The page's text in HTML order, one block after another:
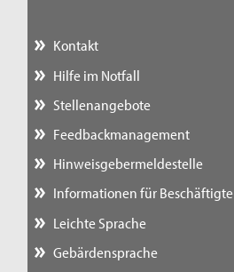
Kontakt
Hilfe im Notfall
Stellenangebote
Feedbackmanagement
Hinweisgebermeldestelle
Informationen für Beschäftigte
Leichte Sprache
Gebärdensprache